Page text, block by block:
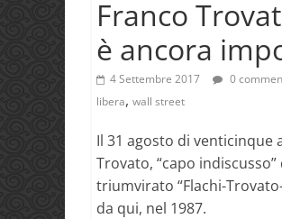
Franco
è ancora
4 Settembre 2017 0
libera, wall street
Il 31 agosto di venticinque
Trovato, “capo
triumvirato “Flachi-
da qui, nel 1987.